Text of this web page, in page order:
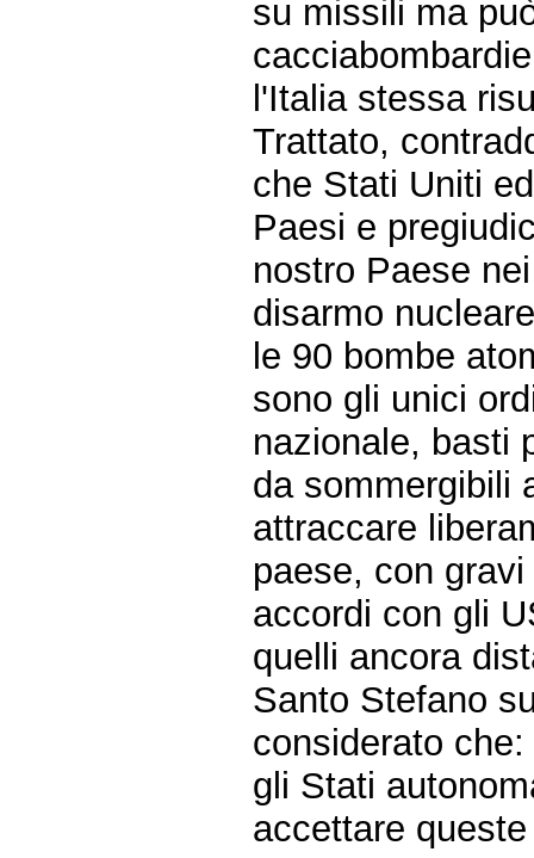
su missili ma
l'Italia stessa
Trattato,
che Stati Uniti
Paesi e
nostro Paese
disarmo
le 90 bombe
sono gli unici
nazionale, basti
da sommergibili
attraccare
paese, con
accordi con gli
quelli ancora
Santo Stefano
considerato che:
gli Stati
accettare